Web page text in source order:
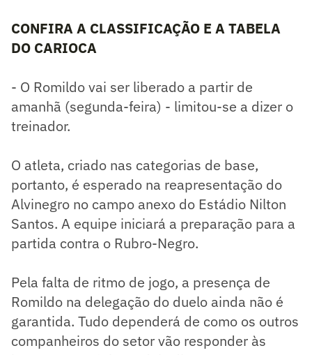
CONFIRA A CLASSIFICAÇÃO E A TABELA
DO CARIOCA
- O Romildo vai ser liberado a partir de
amanhã (segunda-feira) - limitou-se a dizer o
treinador.
O atleta, criado nas categorias de base,
portanto, é esperado na reapresentação do
Alvinegro no campo anexo do Estádio Nilton
Santos. A equipe iniciará a preparação para a
partida contra o Rubro-Negro.
Pela falta de ritmo de jogo, a presença de
Romildo na delegação do duelo ainda não é
garantida. Tudo dependerá de como os outros
companheiros do setor vão responder às